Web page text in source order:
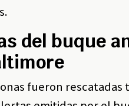
del buque
fueron